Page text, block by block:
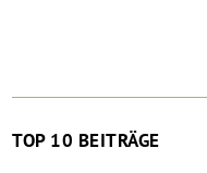
TOP 10 BEITRÄGE